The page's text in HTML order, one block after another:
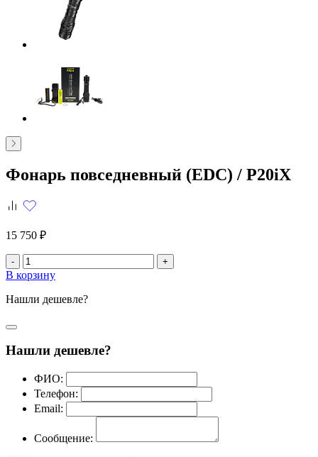
Фонарь повседневный (EDC) / P20iX
15 750 ₽
- +
В корзину
Нашли дешевле?
Нашли дешевле?
ФИО:
Телефон:
Email:
Сообщение: